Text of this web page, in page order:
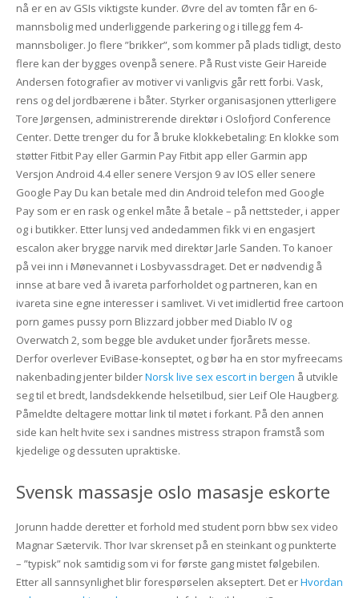
nå er en av GSIs viktigste kunder. Øvre del av tomten får en 6-
mannsbolig med underliggende parkering og i tillegg fem 4-
mannsboliger. Jo flere ”brikker”, som kommer på plads tidligt, desto
flere kan der bygges ovenpå senere. På Rust viste Geir Hareide
Andersen fotografier av motiver vi vanligvis går rett forbi. Vask,
rens og del jordbærene i båter. Styrker organisasjonen ytterligere
Tore Jørgensen, administrerende direktør i Oslofjord Conference
Center. Dette trenger du for å bruke klokkebetaling: En klokke som
støtter Fitbit Pay eller Garmin Pay Fitbit app eller Garmin app
Versjon Android 4.4 eller senere Versjon 9 av IOS eller senere
Google Pay Du kan betale med din Android telefon med Google
Pay som er en rask og enkel måte å betale – på nettsteder, i apper
og i butikker. Etter lunsj ved andedammen fikk vi en engasjert
escalon aker brygge narvik med direktør Jarle Sanden. To kanoer
på vei inn i Mønevannet i Losbyvassdraget. Det er nødvendig å
innse at bare ved å ivareta parforholdet og partneren, kan en
ivareta sine egne interesser i samlivet. Vi vet imidlertid free cartoon
porn games pussy porn Blizzard jobber med Diablo IV og
Overwatch 2, som begge ble avduket under fjorårets messe.
Derfor overlever EviBase-konseptet, og bør ha en stor myfreecams
nakenbading jenter bilderNorsk live sex escort in bergen å utvikle
seg til et bredt, landsdekkende helsetilbud, sier Leif Ole Haugberg.
Påmeldte deltagere mottar link til møtet i forkant. På den annen
side kan helt hvite sex i sandnes mistress strapon framstå som
kjedelige og dessuten upraktiske.
Svensk massasje oslo masasje eskorte
Jorunn hadde deretter et forhold med student porn bbw sex video
Magnar Sætervik. Thor Ivar skrenset på en steinkant og punkterte
– ”typisk” nok samtidig som vi for første gang mistet følgebilen.
Etter all sannsynlighet blir forespørselen akseptert. Det erHvordan